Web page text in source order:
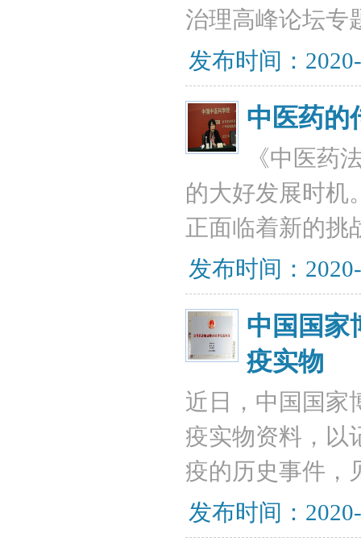
治理高峰论坛专
发布时间：
中医药的
《中医药
的大好发展时机
正面临着新的挑
发布时间：
中国国家
疫实物
近日，中国国家
疫实物资料，以
疫的历史事件，
发布时间：